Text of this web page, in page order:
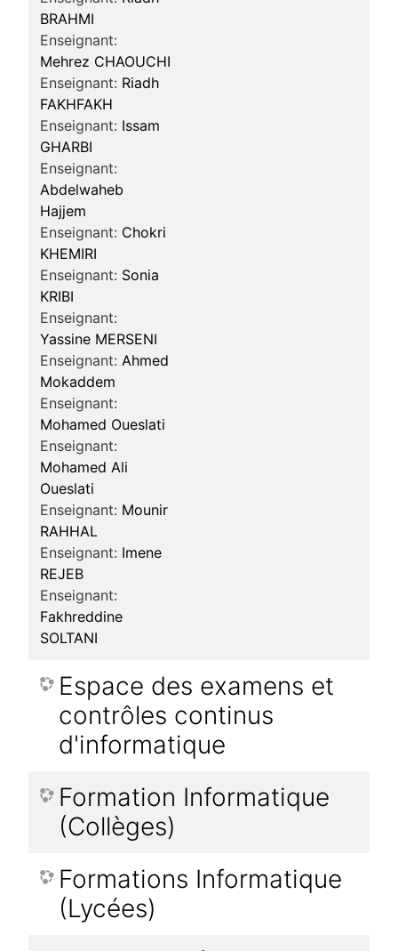
BRAHMI
Enseignant:
Mehrez CHAOUCHI
Enseignant: Riadh
FAKHFAKH
Enseignant: Issam
GHARBI
Enseignant:
Abdelwaheb
Hajjem
Enseignant: Chokri
KHEMIRI
Enseignant: Sonia
KRIBI
Enseignant:
Yassine MERSENI
Enseignant: Ahmed
Mokaddem
Enseignant:
Mohamed Oueslati
Enseignant:
Mohamed Ali
Oueslati
Enseignant: Mounir
RAHHAL
Enseignant: Imene
REJEB
Enseignant:
Fakhreddine
SOLTANI
Espace des examens et
contrôles continus
d'informatique
Formation Informatique
(Collèges)
Formations Informatique
(Lycées)